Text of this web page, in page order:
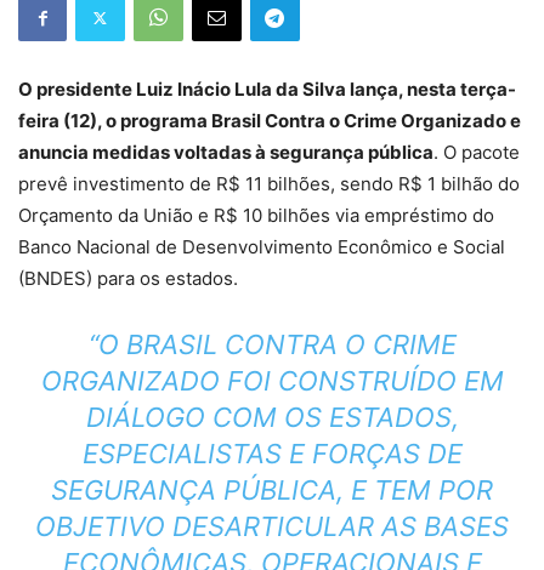
O presidente Luiz Inácio Lula da Silva lança, nesta terça-
feira (12), o programa Brasil Contra o Crime Organizado e
anuncia medidas voltadas à segurança pública. O pacote
prevê investimento de R$ 11 bilhões, sendo R$ 1 bilhão do
Orçamento da União e R$ 10 bilhões via empréstimo do
Banco Nacional de Desenvolvimento Econômico e Social
(BNDES) para os estados.
“O BRASIL CONTRA O CRIME
ORGANIZADO FOI CONSTRUÍDO EM
DIÁLOGO COM OS ESTADOS,
ESPECIALISTAS E FORÇAS DE
SEGURANÇA PÚBLICA, E TEM POR
OBJETIVO DESARTICULAR AS BASES
ECONÔMICAS, OPERACIONAIS E